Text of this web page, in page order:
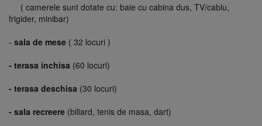
( camerele sunt dotate cu: baie cu cabina dus, TV/cablu,
frigider, minibar)
- sala de mese ( 32 locuri )
- terasa inchisa (60 locuri)
- terasa deschisa (30 locuri)
- sala recreere (biliard, tenis de masa, dart)